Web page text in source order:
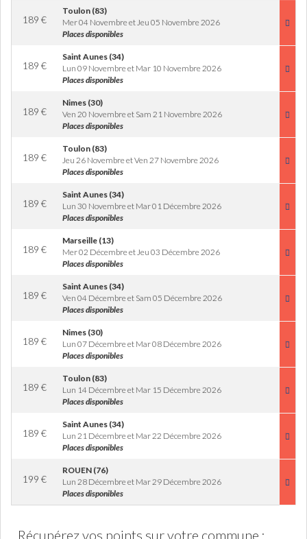
189 €
Toulon (83)
Mer 04 Novembre et Jeu 05 Novembre 2026
Places disponibles
189 €
Saint Aunes (34)
Lun 09 Novembre et Mar 10 Novembre 2026
Places disponibles
189 €
Nimes (30)
Ven 20 Novembre et Sam 21 Novembre 2026
Places disponibles
189 €
Toulon (83)
Jeu 26 Novembre et Ven 27 Novembre 2026
Places disponibles
189 €
Saint Aunes (34)
Lun 30 Novembre et Mar 01 Décembre 2026
Places disponibles
189 €
Marseille (13)
Mer 02 Décembre et Jeu 03 Décembre 2026
Places disponibles
189 €
Saint Aunes (34)
Ven 04 Décembre et Sam 05 Décembre 2026
Places disponibles
189 €
Nimes (30)
Lun 07 Décembre et Mar 08 Décembre 2026
Places disponibles
189 €
Toulon (83)
Lun 14 Décembre et Mar 15 Décembre 2026
Places disponibles
189 €
Saint Aunes (34)
Lun 21 Décembre et Mar 22 Décembre 2026
Places disponibles
199 €
ROUEN (76)
Lun 28 Décembre et Mar 29 Décembre 2026
Places disponibles
Récupérez vos points sur votre commune :